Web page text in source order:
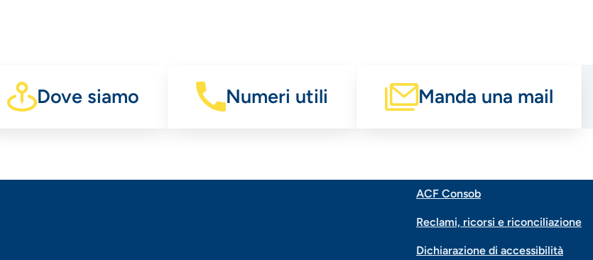
Dove siamo Numeri utili Manda una mail
Menu
ACF Consob
Reclami, ricorsi e riconciliazione
Dichiarazione di accessibilità